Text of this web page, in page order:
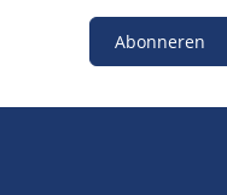
Abonneren